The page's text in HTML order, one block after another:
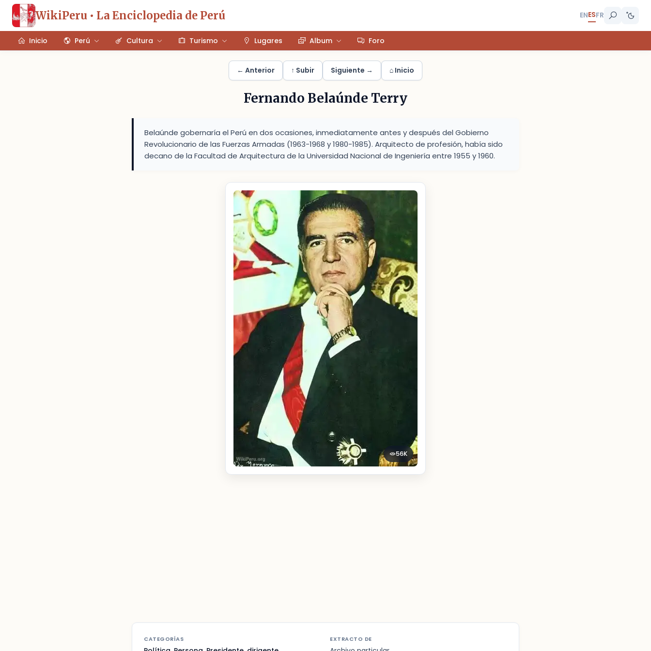
WikiPeru • La Enciclopedia de Perú ENESFR
Inicio Perú Cultura Turismo Lugares Album Foro
← Anterior ↑ Subir Siguiente → ⌂ Inicio
Fernando Belaúnde Terry
Belaúnde gobernaría el Perú en dos ocasiones, inmediatamente antes y después del Gobierno
Revolucionario de las Fuerzas Armadas (1963-1968 y 1980-1985). Arquitecto de profesión, había sido
decano de la Facultad de Arquitectura de la Universidad Nacional de Ingeniería entre 1955 y 1960.
56K
CATEGORÍAS EXTRACTO DE